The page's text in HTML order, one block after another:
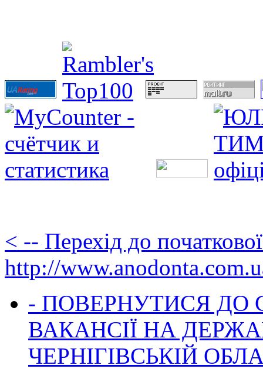
< -- Перехід до
http://
- ПОВЕРНУТИСЯ ДО
ВАКАНСІЇ НА
ЧЕРНІГІВСЬКІЙ